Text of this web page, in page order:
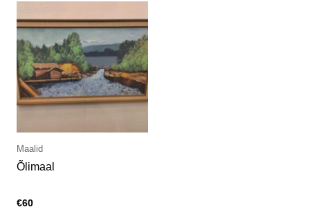
Maalid
Õlimaal
€60